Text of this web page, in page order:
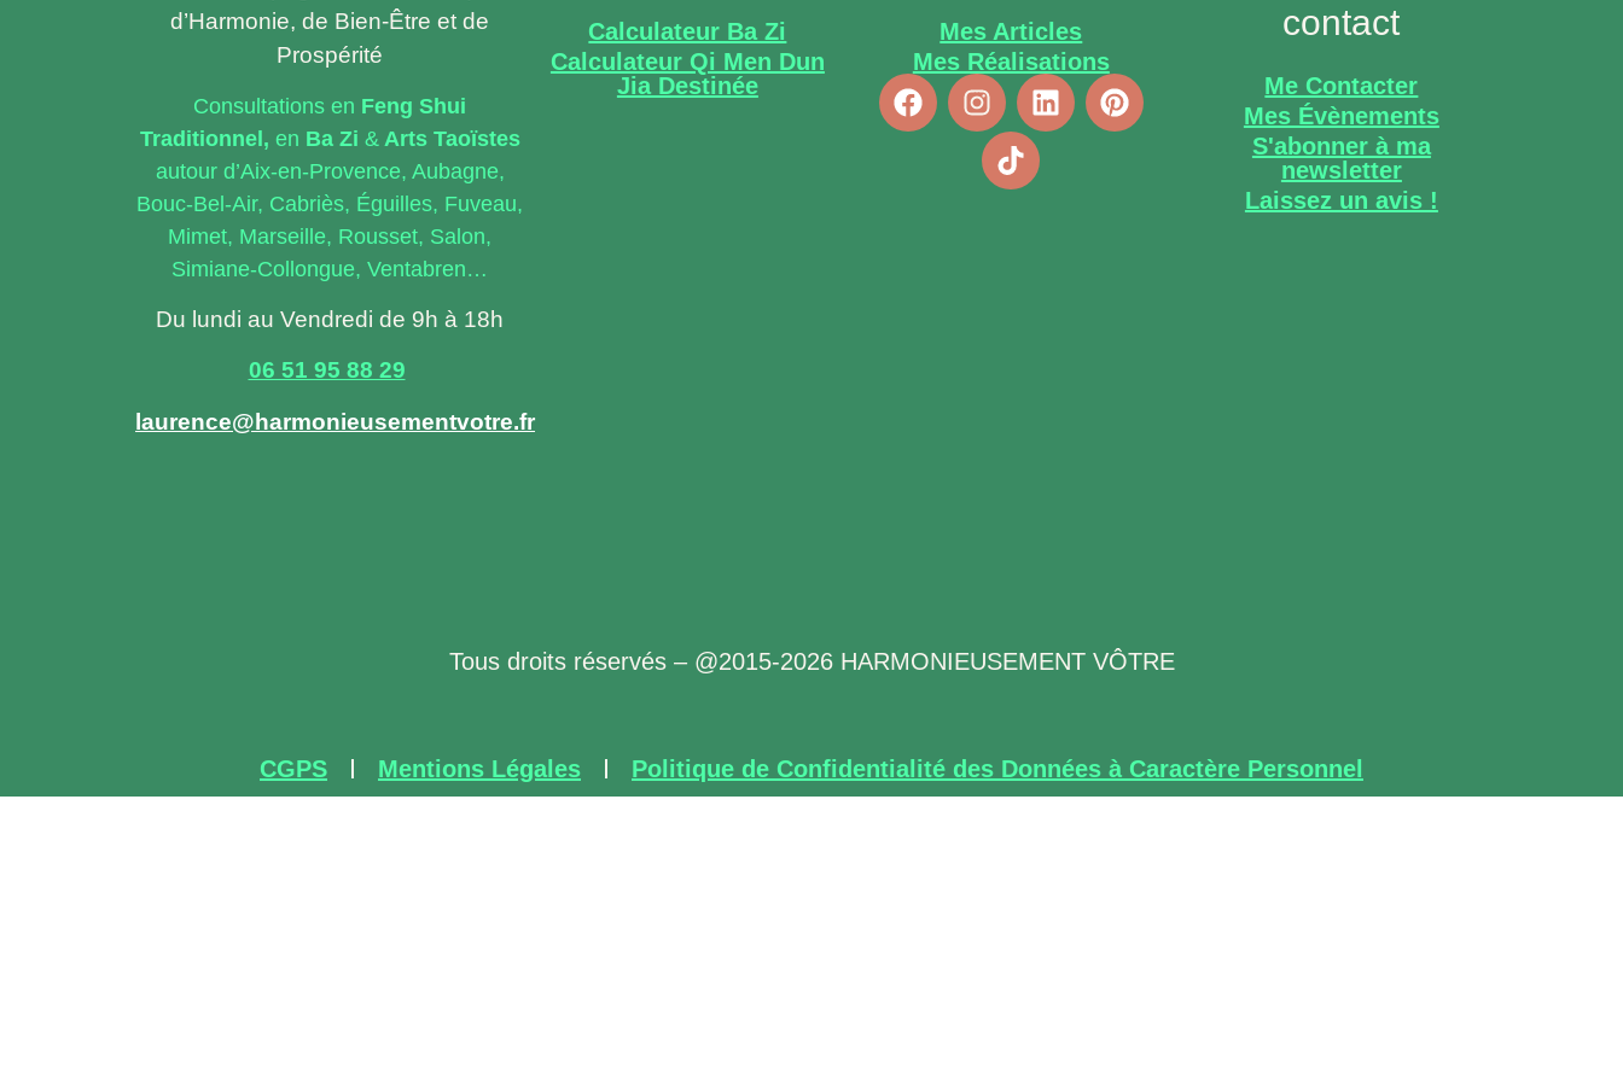
d’Harmonie, de Bien-Être et de
Prospérité
Consultations en Feng Shui
Traditionnel, en Ba Zi &Arts Taoïstes
autour d’Aix-en-Provence, Aubagne,
Bouc-Bel-Air, Cabriès, Éguilles, Fuveau,
Mimet, Marseille, Rousset, Salon,
Simiane-Collongue, Ventabren…
Du lundi au Vendredi de 9h à 18h
06 51 95 88 29
laurence@harmonieusementvotre.fr
Calculateur Ba Zi
Calculateur Qi Men Dun
Jia Destinée
Mes Articles
Mes Réalisations
contact
Me Contacter
Mes Évènements
S'abonner à ma
newsletter
Laissez un avis !
Tous droits réservés – @2015-2026 HARMONIEUSEMENT VÔTRE
CGPS Mentions Légales Politique de Confidentialité des Données à Caractère Personnel